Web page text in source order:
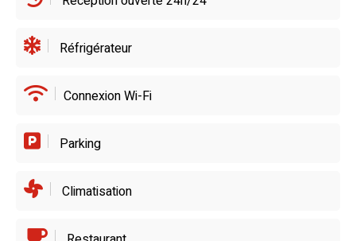
Réfrigérateur
Connexion Wi-Fi
Parking
Climatisation